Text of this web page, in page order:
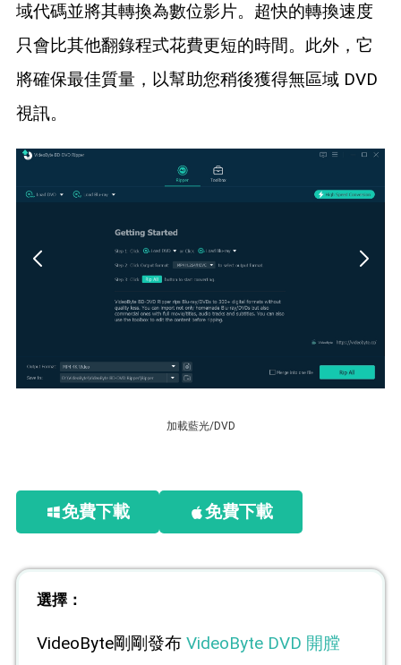
域代碼並將其轉換為數位影片。超快的轉換速度
只會比其他翻錄程式花費更短的時間。此外，它
將確保最佳質量，以幫助您稍後獲得無區域 DVD
視訊。
加載藍光/DVD
免費下載 免費下載
選擇：
VideoByte剛剛發布 VideoByte DVD 開膛